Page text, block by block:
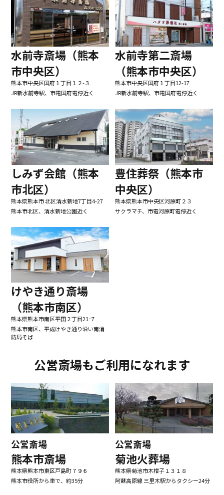
水前寺斎場（熊本
市中央区）
熊本市中央区国府１丁目１２-３
JR新水前寺駅、市電国府電停近く
水前寺第二斎場
（熊本市中央区）
熊本市中央区国府１丁目12-17
JR新水前寺駅、市電国府電停近く
しみず会館（熊本
市北区）
熊本県熊本市 北区清水新地7丁目4-27
熊本市北区、清水新地公園近く
豊住葬祭（熊本市
中央区）
熊本県熊本市中央区河原町２３
サクラマチ、市電河原町電停近く
けやき通り斎場
（熊本市南区）
熊本県熊本市南区平田２丁目21−7
熊本市南区、平成けやき通り沿い南消
防局そば
公営斎場もご利用になれます
公営斎場
熊本市斎場
熊本県熊本市東区戸島町７９６
熊本市役所から車で、約35分
公営斎場
菊池火葬場
熊本県菊池市木柑子１３１８
阿蘇高原線 三里木駅からタクシー24分